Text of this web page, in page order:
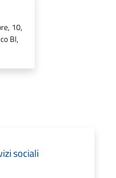
10,
BI,
sociali